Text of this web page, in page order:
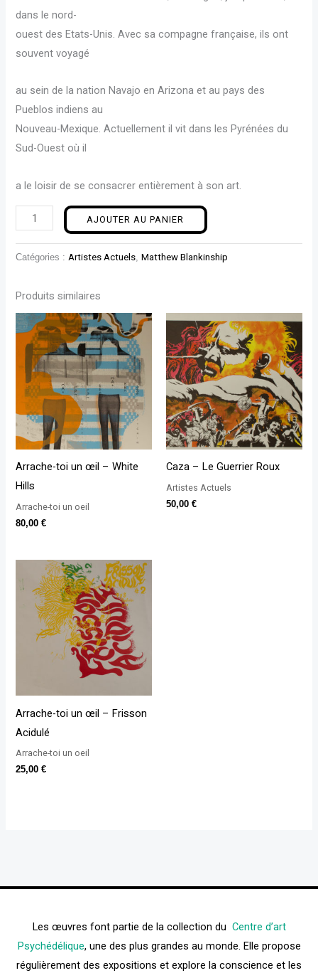
dans le nord-
ouest des Etats-Unis. Avec sa compagne française, ils ont
souvent voyagé
au sein de la nation Navajo en Arizona et au pays des
Pueblos indiens au
Nouveau-Mexique. Actuellement il vit dans les Pyrénées du
Sud-Ouest où il
a le loisir de se consacrer entièrement à son art.
AJOUTER AU PANIER
Catégories : Artistes Actuels ,Matthew Blankinship
Produits similaires
Arrache-toi un œil – White
Hills
Arrache-toi un oeil
80,00€
Caza – Le Guerrier Roux
Artistes Actuels
50,00 €
Arrache-toi un œil – Frisson
Acidulé
Arrache-toi un oeil
25,00€
Les œuvres font partie de la collection du Centre d’art
Psychédélique, une des plus grandes au monde. Elle propose
régulièrement des expositions et explore la conscience et les